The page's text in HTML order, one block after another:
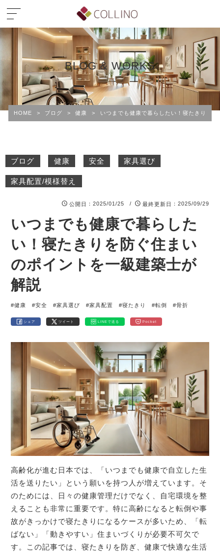
BLOG & WORKS
HOME > ブログ > 健康 > いつまでも健康で暮らしたい！寝たきりを
ブログ 健康 安全 家具選び
家具配置/模様替え
公開日 ：2025/01/25 / 最終更新日 ：2025/09/29
いつまでも健康で暮らした
い！寝たきりを防ぐ住まい
のポイントを一級建築士が
解説
#健康 #安全 #家具選び #家具配置 #寝たきり #転倒 #骨折
シェア ツイート LINEで送る Pocket
高齢化が進む日本では、「いつまでも健康で自立した生
活を送りたい」という願いを持つ人が増えています。そ
のためには、日々の健康管理だけでなく、自宅環境を整
えることも非常に重要です。特に高齢になると転倒や事
故がきっかけで寝たきりになるケースが多いため、「転
ばない」「動きやすい」住まいづくりが必要不可欠で
す。この記事では、寝たきりを防ぎ、健康で快適な生活